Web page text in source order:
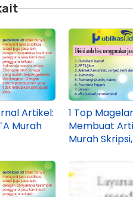
Artikel:
Murah
1 Top
Membuat
Murah